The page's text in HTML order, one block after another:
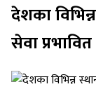
देशका
सेवा प्रभावित